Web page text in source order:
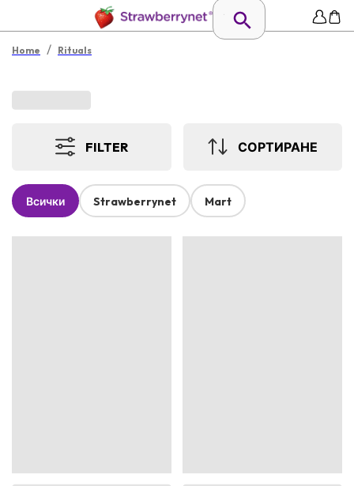
Home / Rituals
FILTER СОРТИРАНЕ
Всички Strawberrynet Mart